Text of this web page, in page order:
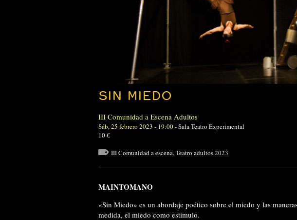
SIN MIEDO
III Comunidad a Escena Adultos
Sáb, 25 febrero 2023 - 19:00-Sala Teatro Experimental
10 €
III Comunidad a escena,Teatro adultos 2023
MAINTOMANO
«Sin Miedo» es un abordaje poético sobre el miedo y las
medida, el miedo como estímulo.